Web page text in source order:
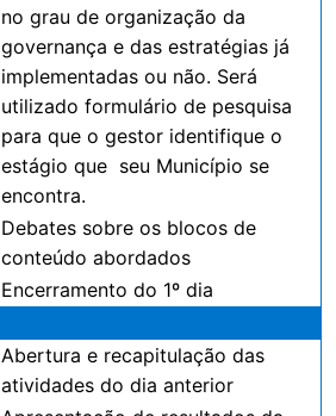
no grau de organização da
governança e das estratégias já
implementadas ou não. Será
utilizado formulário de pesquisa
para que o gestor identifique o
estágio que seu Município se
encontra.
Debates sobre os blocos de
conteúdo abordados
Encerramento do 1º dia
Abertura e recapitulação das
atividades do dia anterior